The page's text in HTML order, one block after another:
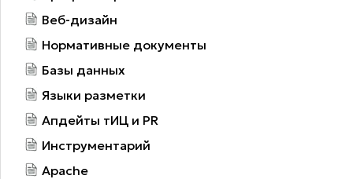
Веб-дизайн
Нормативные документы
Базы данных
Языки разметки
Апдейты тИЦ и PR
Инструментарий
Apache